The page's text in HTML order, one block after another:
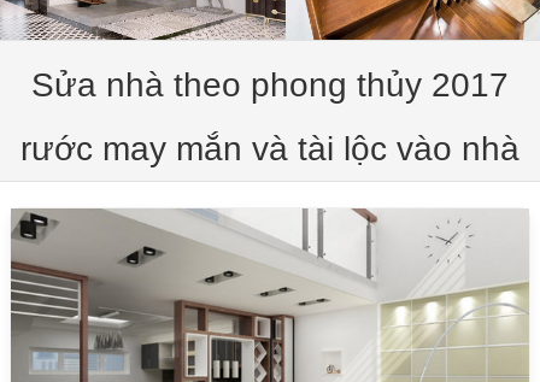
Sửa nhà theo phong thủy 2017
rước may mắn và tài lộc vào nhà